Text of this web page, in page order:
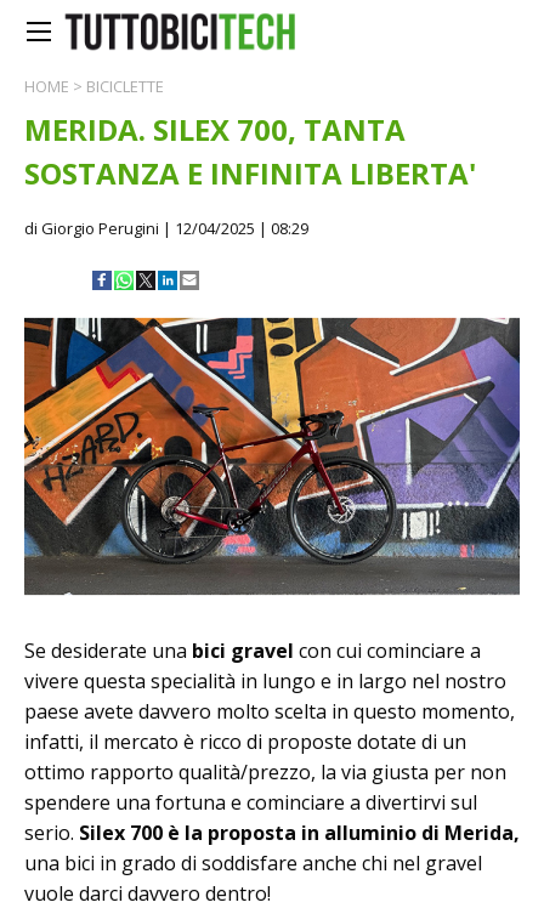
HOME > BICICLETTE
MERIDA. SILEX 700, TANTA
SOSTANZA E INFINITA LIBERTA'
di Giorgio Perugini | 12/04/2025 | 08:29
Se desiderate una bici gravel con cui cominciare a
vivere questa specialità in lungo e in largo nel nostro
paese avete davvero molto scelta in questo momento,
infatti, il mercato è ricco di proposte dotate di un
ottimo rapporto qualità/prezzo, la via giusta per non
spendere una fortuna e cominciare a divertirvi sul
serio. Silex 700 è la proposta in alluminio di Merida,
una bici in grado di soddisfare anche chi nel gravel
vuole darci davvero dentro!